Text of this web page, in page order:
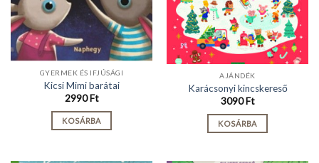
GYERMEK ÉS IFJÚSÁGI
Kicsi Mimi barátai
2990Ft
KOSÁRBA
AJÁNDÉK
Karácsonyi kincskereső
3090Ft
KOSÁRBA